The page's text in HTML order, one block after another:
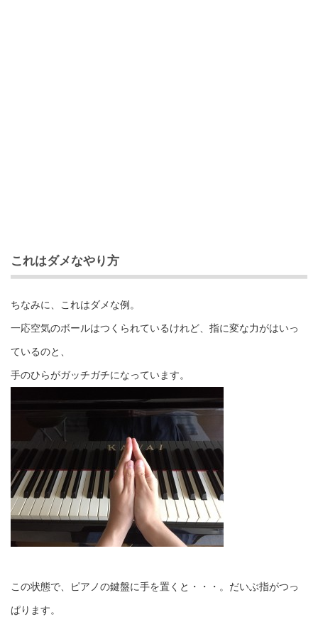
これはダメなやり方
ちなみに、これはダメな例。
一応空気のボールはつくられているけれど、指に変な力がはいっ
ているのと、
手のひらがガッチガチになっています。
この状態で、ピアノの鍵盤に手を置くと・・・。だいぶ指がつっ
ぱります。